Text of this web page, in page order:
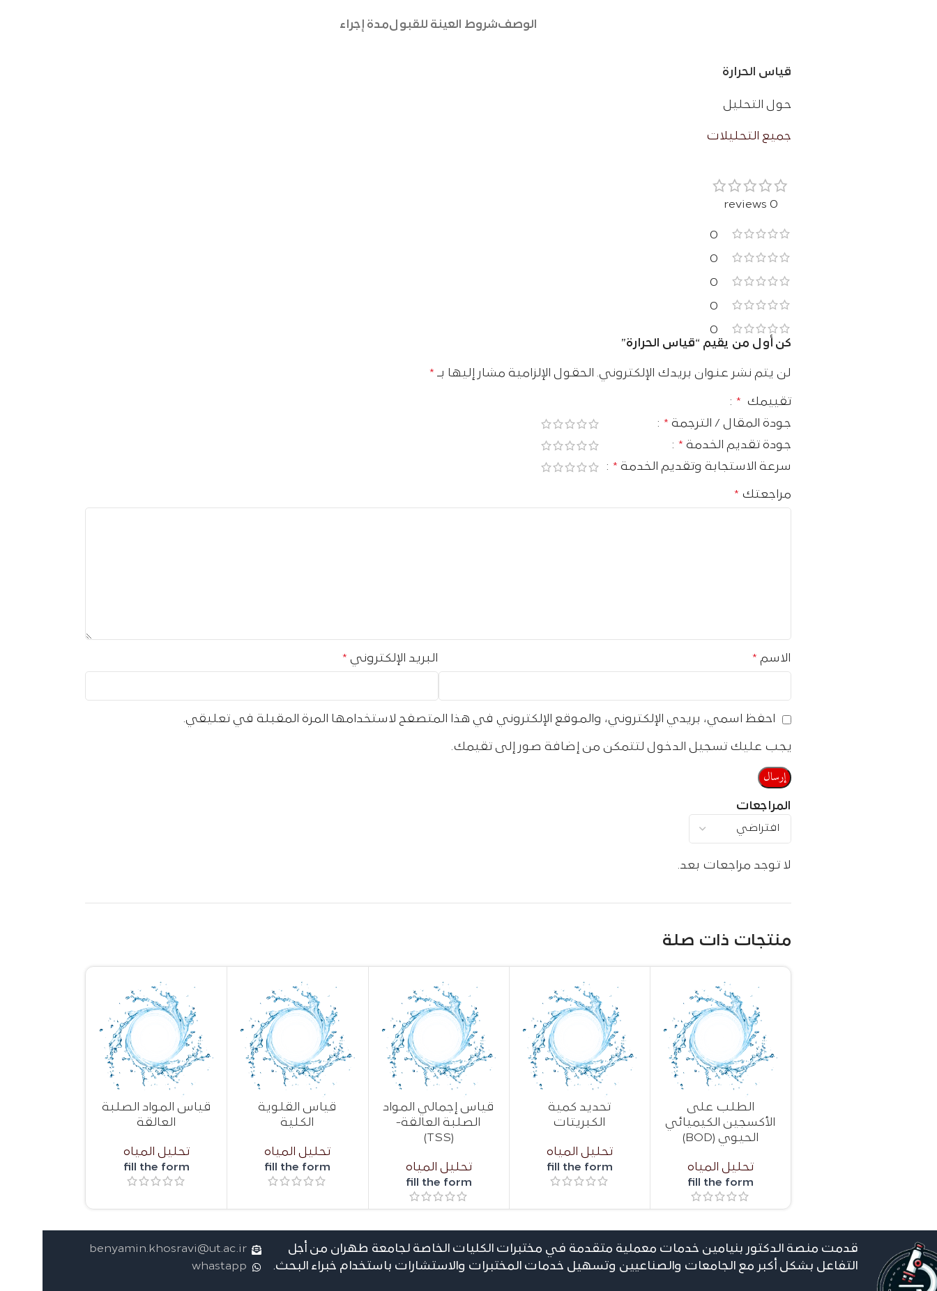
الوصفشروط العينة للقبولمدة إجراء
قياس الحرارة
حول التحلیل
جمیع التحلیلات
0 reviews
0
0
0
0
0
المراجعات
لا توجد مراجعات بعد.
كن أول من يقيم “قياس الحرارة”
لن يتم نشر عنوان بريدك الإلكتروني. الحقول الإلزامية مشار إليها بـ *
تقييمك *
جودة المقال / الترجمة *
جودة تقديم الخدمة *
سرعة الاستجابة وتقديم الخدمة *
مراجعتك *
الاسم * البريد الإلكتروني *
احفظ اسمي، بريدي الإلكتروني، والموقع الإلكتروني في هذا المتصفح لاستخدامها المرة المقبلة في تعليقي.
يجب عليك تسجيل الدخول لتتمكن من إضافة صور إلى تقيمك.
منتجات ذات صلة
الطلب على
الأكسجين الكيميائي
الحيوي (BOD)
تحليل المياه
fill the form
تحديد كمية
الكبريتات
تحليل المياه
fill the form
قياس إجمالي المواد
الصلبة العالقة-
(TSS)
تحليل المياه
fill the form
قياس القلوية
الكلية
تحليل المياه
fill the form
قياس المواد الصلبة
العالقة
تحليل المياه
fill the form
قدمت منصة الدكتور بنيامين خدمات معملية متقدمة في مختبرات الکلیات الخاصة لجامعة طهران من أجل
التفاعل بشكل أكبر مع الجامعات والصناعيين وتسهيل خدمات المختبرات والاستشارات باستخدام خبراء البحث.
benyamin.khosravi@ut.ac.ir
whastapp